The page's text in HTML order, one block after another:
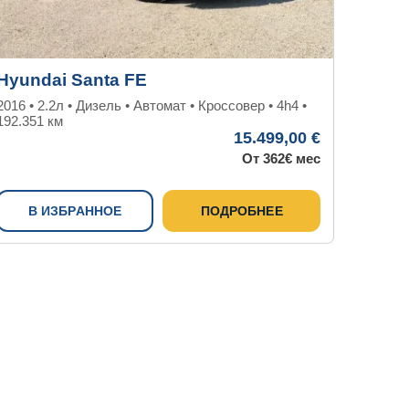
Santa FE
• 2.2л • Дизель • Автомат • Кроссовер • 4h4 •
км
15.499,00 €
От 362€ мес
В ИЗБРАННОЕ ПОДРОБНЕЕ